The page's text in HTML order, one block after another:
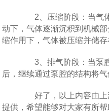
2、压缩阶段：当气体
动下，气体逐渐沉积到机械
缩作用下，气体被压缩并储存
3、排气阶段：当泵腔
后，继续通过泵腔的结构将气
好了，以上内容由上
提供，希望能够对大家有所帮